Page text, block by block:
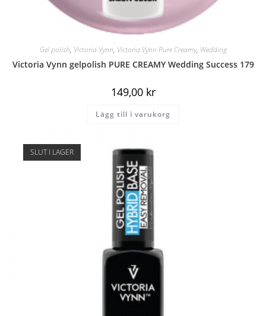
Gel polish, Victoria Vynn, Victoria Vynn Pure Creamy, Wedding
Victoria Vynn gelpolish PURE CREAMY Wedding Success 179
149,00 kr
Lägg till i varukorg
SLUT I LAGER